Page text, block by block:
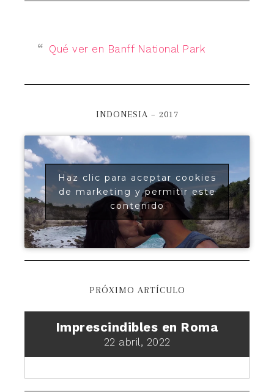
Qué ver en Banff National Park
INDONESIA – 2017
Haz clic para aceptar cookies
de marketing y permitir este
contenido
PRÓXIMO ARTÍCULO
Imprescindibles en Roma
22 abril, 2022